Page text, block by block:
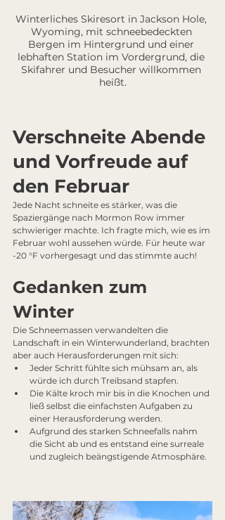
Winterliches Skiresort in Jackson Hole,
Wyoming, mit schneebedeckten
Bergen im Hintergrund und einer
lebhaften Station im Vordergrund, die
Skifahrer und Besucher willkommen
heißt.
Verschneite Abende
und Vorfreude auf
den Februar
Jede Nacht schneite es stärker, was die
Spaziergänge nach Mormon Row immer
schwieriger machte. Ich fragte mich, wie es im
Februar wohl aussehen würde. Für heute war
-20 °F vorhergesagt und das stimmte auch!
Gedanken zum
Winter
Die Schneemassen verwandelten die
Landschaft in ein Winterwunderland, brachten
aber auch Herausforderungen mit sich:
Jeder Schritt fühlte sich mühsam an, als
würde ich durch Treibsand stapfen.
Die Kälte kroch mir bis in die Knochen und
ließ selbst die einfachsten Aufgaben zu
einer Herausforderung werden.
Aufgrund des starken Schneefalls nahm
die Sicht ab und es entstand eine surreale
und zugleich beängstigende Atmosphäre.